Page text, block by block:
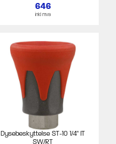
646
inkl mva
Dysebeskyttelse ST-10 1/4" IT
SW/RT